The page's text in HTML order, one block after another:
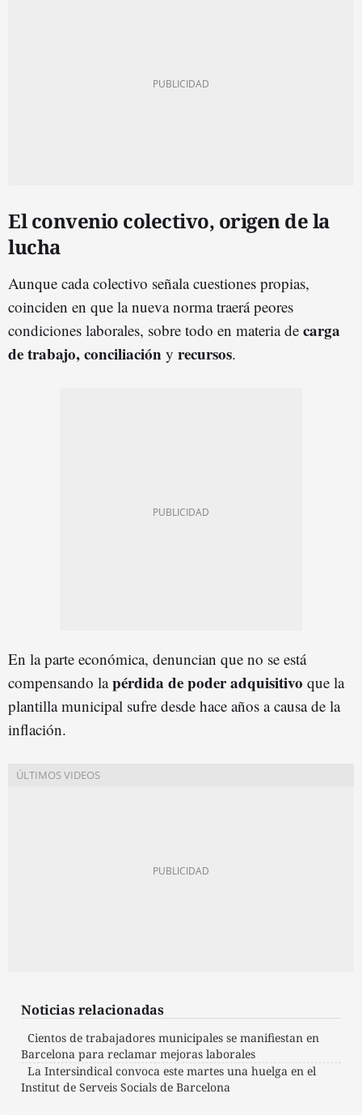
El convenio colectivo, origen de la
lucha
Aunque cada colectivo señala cuestiones propias,
coinciden en que la nueva norma traerá peores
condiciones laborales, sobre todo en materia de carga
de trabajo, conciliación y recursos.
En la parte económica, denuncian que no se está
compensando lapérdida de poder adquisitivo que la
plantilla municipal sufre desde hace años a causa de la
inflación.
Noticias relacionadas
Cientos de trabajadores municipales se manifiestan en
Barcelona para reclamar mejoras laborales
La Intersindical convoca este martes una huelga en el
Institut de Serveis Socials de Barcelona